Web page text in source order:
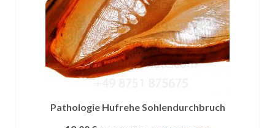
Pathologie Hufrehe Sohlendurchbruch